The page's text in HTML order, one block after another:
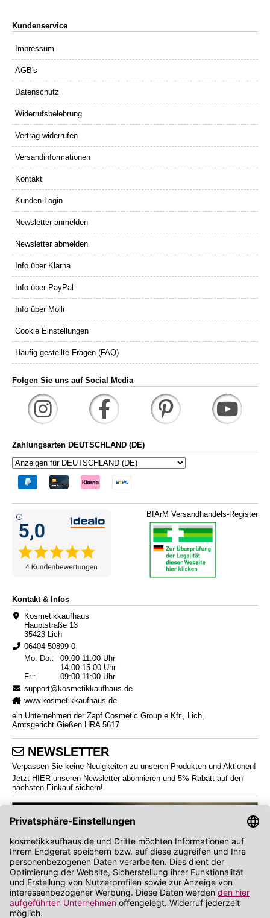
Kundenservice
Impressum
AGB's
Datenschutz
Widerrufsbelehrung
Vertrag widerrufen
Versandinformationen
Kontakt
Kunden-Login
Newsletter anmelden
Newsletter abmelden
Info über Klarna
Info über PayPal
Info über Molli
Cookie Einstellungen
Häufig gestellte Fragen (FAQ)
Folgen Sie uns auf Social Media
Zahlungsarten DEUTSCHLAND (DE)
BfArM Versandhandels-Register
Kontakt & Infos
Kosmetikkaufhaus
Hauptstraße 13
35423 Lich
06404 50899-0
Mo.-Do.:
09:00-11:00 Uhr
14:00-15:00 Uhr
Fr.:
09:00-11:00 Uhr
support@kosmetikkaufhaus.de
www.kosmetikkaufhaus.de
ein Unternehmen der Zapf Cosmetic Group e.Kfr., Lich,
Amtsgericht Gießen HRA 5617
NEWSLETTER
Verpassen Sie keine Neuigkeiten zu unseren Produkten und Aktionen!
Jetzt HIER unseren Newsletter abonnieren und 5% Rabatt auf den
nächsten Einkauf sichern!